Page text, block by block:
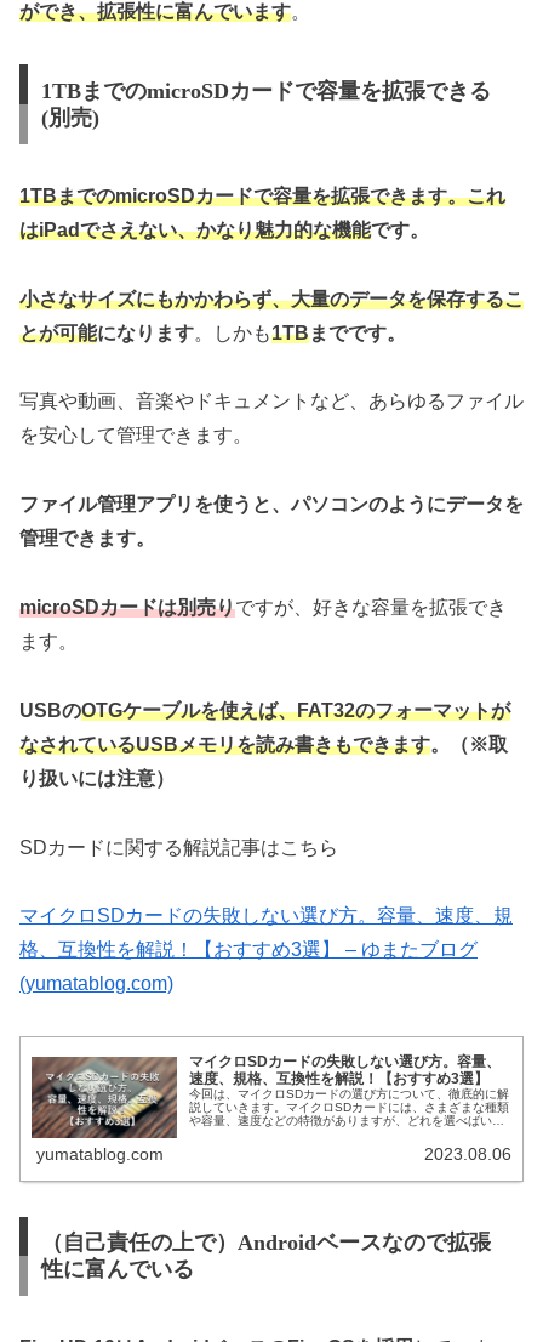
ができ、拡張性に富んでいます。
1TBまでのmicroSDカードで容量を拡張できる
(別売)
1TBまでのmicroSDカードで容量を拡張できます。これ
はiPadでさえない、かなり魅力的な機能です。
小さなサイズにもかかわらず、大量のデータを保存するこ
とが可能になります。しかも1TBまでです。
写真や動画、音楽やドキュメントなど、あらゆるファイル
を安心して管理できます。
ファイル管理アプリを使うと、パソコンのようにデータを
管理できます。
microSDカードは別売りですが、好きな容量を拡張でき
ます。
USBのOTGケーブルを使えば、FAT32のフォーマットが
なされているUSBメモリを読み書きもできます。（※取
り扱いには注意）
SDカードに関する解説記事はこちら
マイクロSDカードの失敗しない選び方。容量、速度、規
格、互換性を解説！【おすすめ3選】 – ゆまたブログ
(yumatablog.com)
マイクロSDカードの失敗しない選び方。容量、
速度、規格、互換性を解説！【おすすめ3選】
今回は、マイクロSDカードの選び方について、徹底的に解
説していきます。マイクロSDカードには、さまざまな種類
や容量、速度などの特徴がありますが、どれを選べばいい
yumatablog.com 2023.08.06
（自己責任の上で）Androidベースなので拡張
性に富んでいる